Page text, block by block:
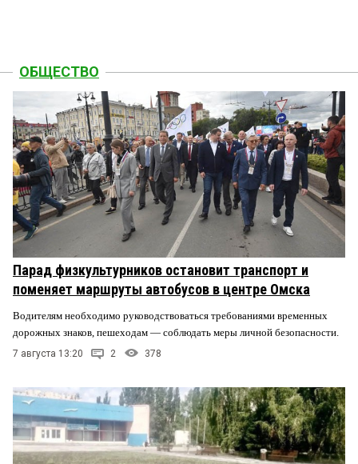
ОБЩЕСТВО
Парад физкультурников остановит транспорт и
поменяет маршруты автобусов в центре Омска
Водителям необходимо руководствоваться требованиями временных
дорожных знаков, пешеходам — соблюдать меры личной безопасности.
7 августа 13:20 2 378